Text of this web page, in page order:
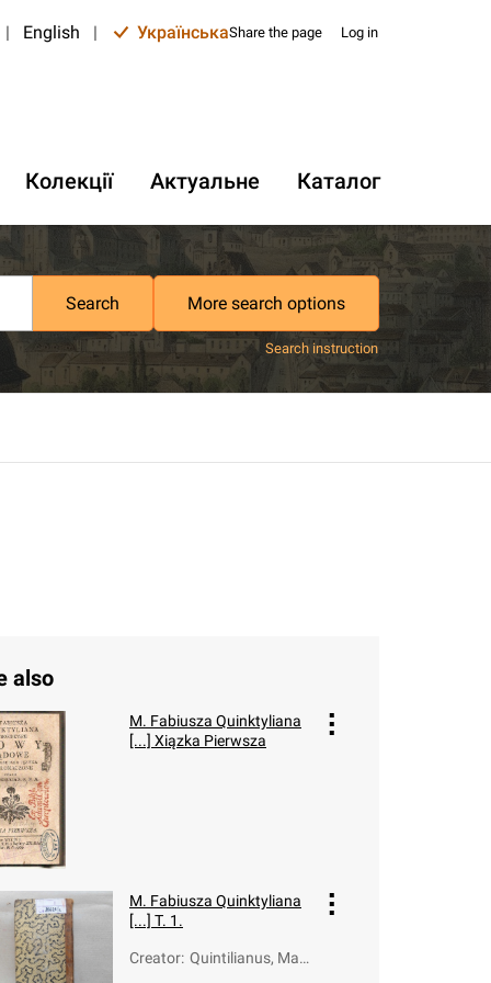
| English | УкраїнськаShare the page Log in
Колекції Актуальне Каталог
Search More search options
Search instruction
also
M. Fabiusza Quinktyliana
[...] Xiązka Pierwsza
M. Fabiusza Quinktyliana
[...] T. 1.
Creator: Quintilianus, Marc